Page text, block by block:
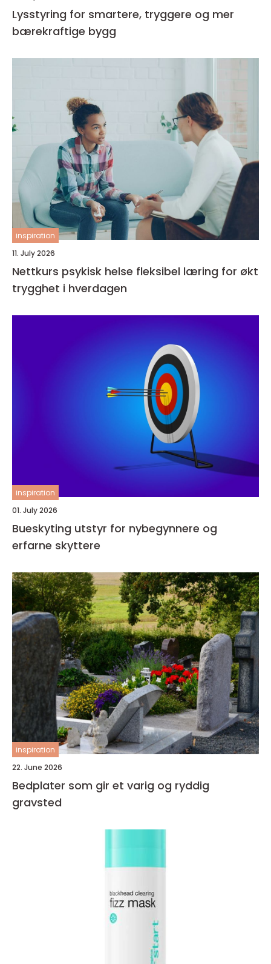
Lysstyring for smartere, tryggere og mer
bærekraftige bygg
inspiration
11. July 2026
Nettkurs psykisk helse fleksibel læring for økt
trygghet i hverdagen
inspiration
01. July 2026
Bueskyting utstyr for nybegynnere og
erfarne skyttere
inspiration
22. June 2026
Bedplater som gir et varig og ryddig
gravsted